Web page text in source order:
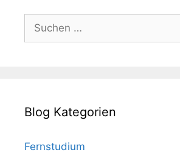
Suchen
nach:
Blog Kategorien
Fernstudium